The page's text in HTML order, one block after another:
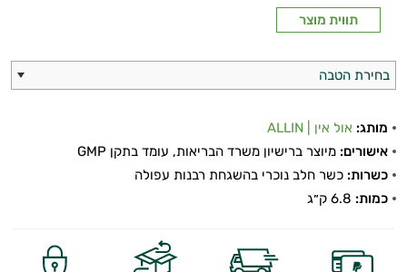
תווית מוצר
בחירת הטבה
מותג: אול אין | ALLIN
אישורים: מיוצר ברישיון משרד הבריאות, עומד בתקן GMP
כשרות: כשר חלב נוכרי בהשגחת רבנות עפולה
כמות: